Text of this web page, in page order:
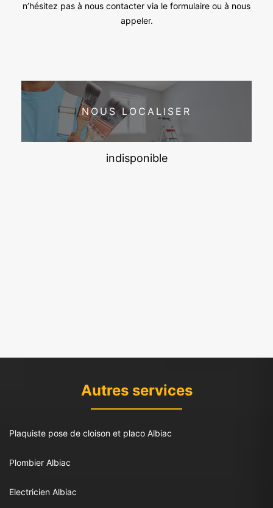
n’hésitez pas à nous contacter via le formulaire ou à nous
appeler.
NOUS LOCALISER
indisponible
Autres services
Plaquiste pose de cloison et placo Albiac
Plombier Albiac
Electricien Albiac